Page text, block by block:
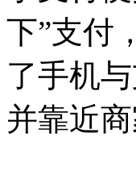
下”支付
了手机
并靠近